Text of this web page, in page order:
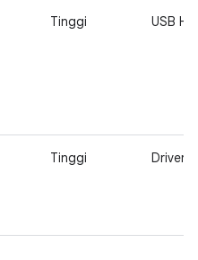
Tinggi USB HID
Tinggi Driver